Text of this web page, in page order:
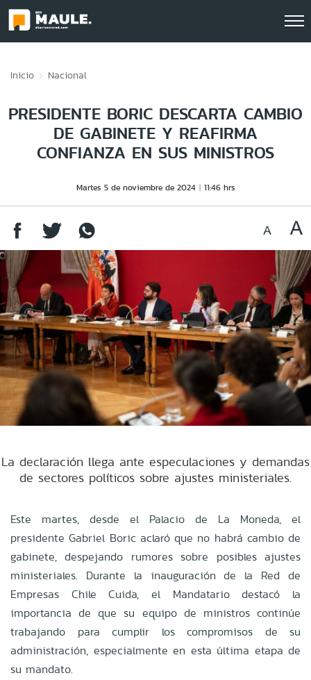
Inicio Nacional
PRESIDENTE BORIC DESCARTA CAMBIO
DE GABINETE Y REAFIRMA
CONFIANZA EN SUS MINISTROS
Martes 5 de noviembre de 2024 11:46 hrs
La declaración llega ante especulaciones y demandas
de sectores políticos sobre ajustes ministeriales.
Este martes, desde el Palacio de La Moneda, el
presidente Gabriel Boric aclaró que no habrá cambio de
gabinete, despejando rumores sobre posibles ajustes
ministeriales. Durante la inauguración de la Red de
Empresas Chile Cuida, el Mandatario destacó la
importancia de que su equipo de ministros continúe
trabajando para cumplir los compromisos de su
administración, especialmente en esta última etapa de
su mandato.